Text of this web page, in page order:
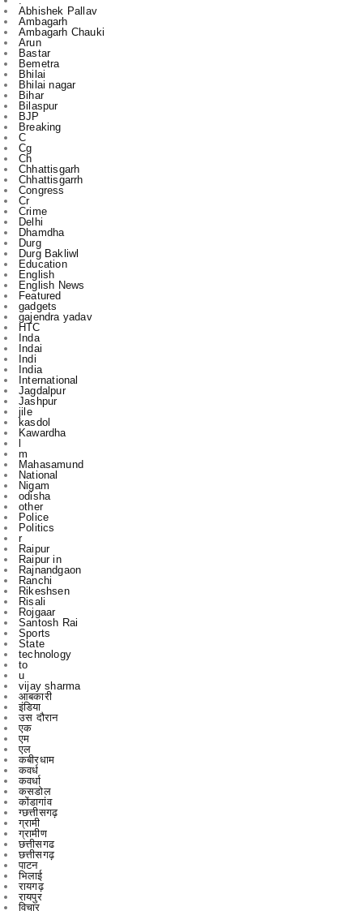
Bastar
Bemetra
Bhilai
Bhilai nagar
Bihar
Bilaspur
BJP
Breaking
C
Cg
Ch
Chhattisgarh
Chhattisgarrh
Congress
Cr
Crime
Delhi
Dhamdha
Durg
Durg Bakliwl
Education
English
English News
Featured
gadgets
gajendra yadav
HTC
Inda
Indai
Indi
India
International
Jagdalpur
Jashpur
jile
kasdol
Kawardha
l
m
Mahasamund
National
Nigam
odisha
other
Police
Politics
r
Raipur
Raipur in
Rajnandgaon
Ranchi
Rikeshsen
Risali
Rojgaar
Santosh Rai
Sports
State
technology
to
u
vijay sharma
आबकारी
इंडिया
उस दौरान
एक
एम
एल
कबीरधाम
कवर्ध
कवर्धा
कसडोल
कोंडागांव
ग्छत्तीसगढ़
ग्रामी
ग्रामीण
छत्तीसगढ
छत्तीसगढ़
पाटन
भिलाई
रायगढ़
रायपुर
विचार
विचार मंथन
विचारमंथन
शहर
शहरChhattisgarrh